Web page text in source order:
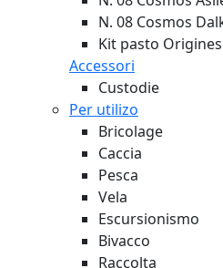
N. 08 Cosmos
Kit pasto
Accessori
Custodie
Per utilizo
Bricolage
Caccia
Pesca
Vela
Escursionismo
Bivacco
Raccolta